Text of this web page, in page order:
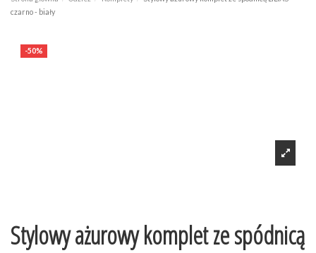
czarno - biały
-50%
Stylowy ażurowy komplet ze spódnicą